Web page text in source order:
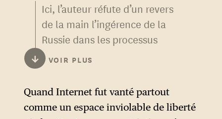
Ici, l’auteur réfute d’un revers
de la main l’ingérence de la
Russie dans les processus
politiques (élections et
référendums), pourtant
prouvée, et prétend que le
nationalisme et le populisme
dont on voit la résurgence
↓ VOIR PLUS
Quand Internet fut vanté partout
comme un espace inviolable de liberté